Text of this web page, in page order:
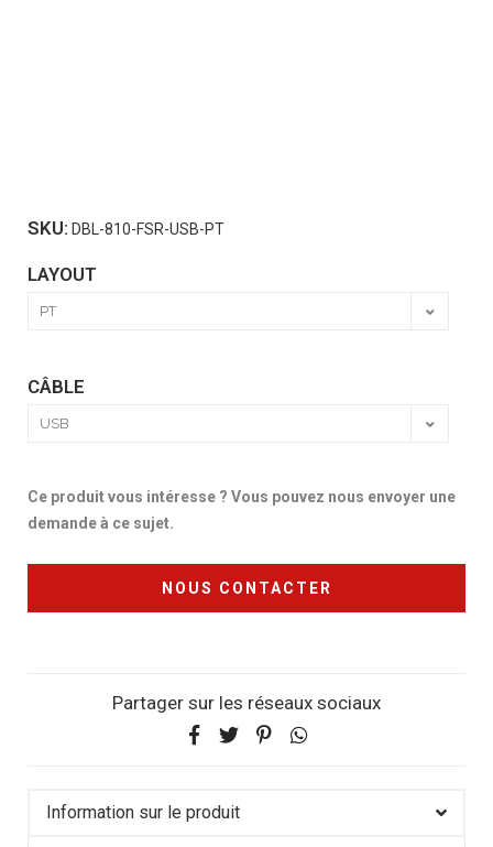
SKU: DBL-810-FSR-USB-PT
LAYOUT
CÂBLE
Ce produit vous intéresse ? Vous pouvez nous envoyer une
demande à ce sujet.
NOUS CONTACTER
Partager sur les réseaux sociaux
Information sur le produit